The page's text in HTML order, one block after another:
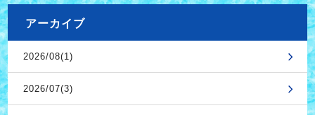
アーカイブ
2026/08(1)
2026/07(3)